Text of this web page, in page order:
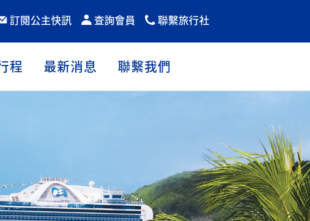
訂閱公主快訊 查詢會員 聯繫旅行社
程 最新消息 聯繫我們